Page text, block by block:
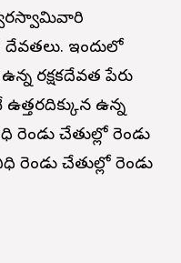
దేవతలు. ఇందులో
రక్షకదేవత పేరు
ఉన్న
రెండు చేతుల్లో రెండు
రెండు చేతుల్లో రెండు